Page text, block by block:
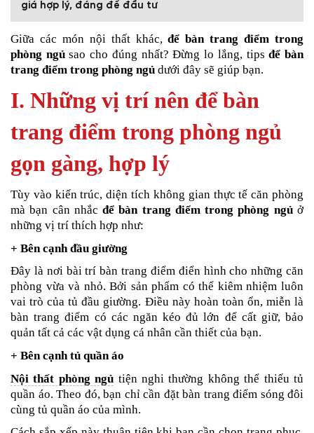
giá hợp lý, đáng để đầu tư
Giữa các món nội thất khác,để bàn trang điểm trong
phòng ngủsao cho đúng nhất? Đừng lo lắng, tipsđể bàn
trang điểm trong phòng ngủ dưới đây sẽ giúp bạn.
I. Những vị trí nên để bàn
trang điểm trong phòng ngủ
gọn gàng, hợp lý
Tùy vào kiến trúc, diện tích không gian thực tế căn phòng
mà bạn cân nhắcđể bàn trang điểm trong phòng ngủở
những vị trí thích hợp như:
+ Bên cạnh đầu giường
Đây là nơi bài trí bàn trang điểm điển hình cho những căn
phòng vừa và nhỏ. Bởi sản phẩm có thể kiêm nhiệm luôn
vai trò của tủ đầu giường. Điều này hoàn toàn ổn, miễn là
bàn trang điểm có các ngăn kéo đủ lớn để cất giữ, bảo
quản tất cả các vật dụng cá nhân cần thiết của bạn.
+ Bên cạnh tủ quần áo
Nội thất phòng ngủ tiện nghi thường không thể thiếu tủ
quần áo. Theo đó, bạn chỉ cần đặt bàn trang điểm sóng đôi
cùng tủ quần áo của mình.